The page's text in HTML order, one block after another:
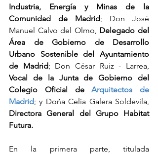
Industria, Energía y Minas de la
Comunidad de Madrid; Don José
Manuel Calvo del Olmo, Delegado del
Área de Gobierno de Desarrollo
Urbano Sostenible del Ayuntamiento
de Madrid
Vocal de la Junta de Gobierno del
Colegio Oficial de Arquitectos de
Madrid
Directora General del Grupo Habitat
Futura.